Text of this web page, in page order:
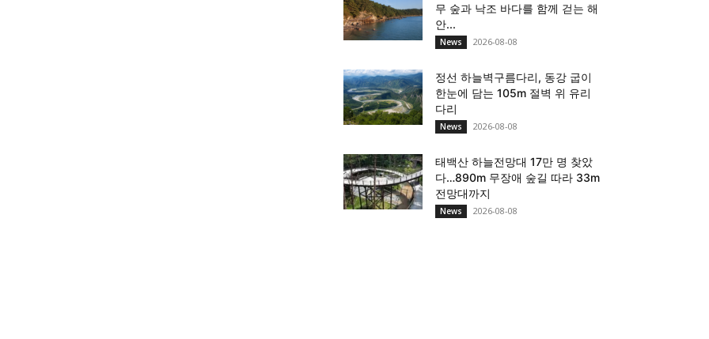
무 숲과 낙조 바다를 함께 걷는 해
안...
News 2026-08-08
정선 하늘벽구름다리, 동강 굽이
한눈에 담는 105m 절벽 위 유리
다리
News 2026-08-08
태백산 하늘전망대 17만 명 찾았
다…890m 무장애 숲길 따라 33m
전망대까지
News 2026-08-08